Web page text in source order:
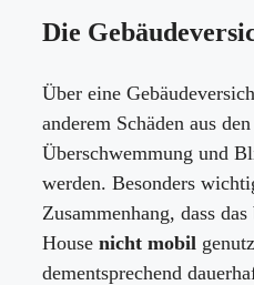
Die
Über eine
anderem Schäden aus
Überschwemmung und
werden. Besonders
Zusammenhang, dass
House nicht mobil
dementsprechend